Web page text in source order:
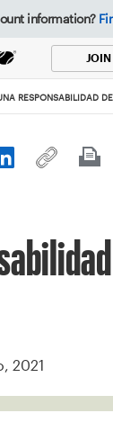
information?
JOIN
RESPONSABILIDAD
2021